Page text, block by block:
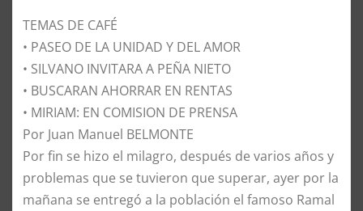
TEMAS DE CAFÉ
• PASEO DE LA UNIDAD Y DEL AMOR
• SILVANO INVITARA A PEÑA NIETO
• BUSCARAN AHORRAR EN RENTAS
• MIRIAM: EN COMISION DE PRENSA
Por Juan Manuel BELMONTE
Por fin se hizo el milagro, después de varios años y
problemas que se tuvieron que superar, ayer por la
mañana se entregó a la población el famoso Ramal